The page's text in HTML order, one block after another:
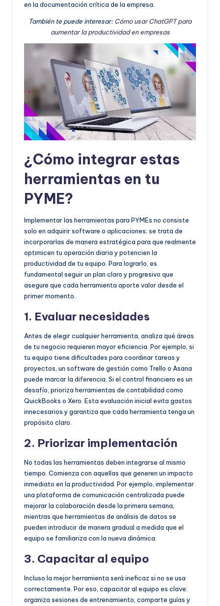
en la documentación crítica de la empresa.
También te puede interesar:Cómo usar ChatGPT para
aumentar la productividad en empresas
¿Cómo integrar estas
herramientas en tu
PYME?
Implementar las herramientas para PYMEs no consiste
solo en adquirir software o aplicaciones; se trata de
incorporarlas de manera estratégica para que realmente
optimicen tu operación diaria y potencien la
productividad de tu equipo. Para lograrlo, es
fundamental seguir un plan claro y progresivo que
asegure que cada herramienta aporte valor desde el
primer momento.
1. Evaluar necesidades
Antes de elegir cualquier herramienta, analiza qué áreas
de tu negocio requieren mayor eficiencia. Por ejemplo, si
tu equipo tiene dificultades para coordinar tareas y
proyectos, un software de gestión como Trello o Asana
puede marcar la diferencia. Si el control financiero es un
desafío, prioriza herramientas de contabilidad como
QuickBooks o Xero. Esta evaluación inicial evita gastos
innecesarios y garantiza que cada herramienta tenga un
propósito claro.
2. Priorizar implementación
No todas las herramientas deben integrarse al mismo
tiempo. Comienza con aquellas que generen un impacto
inmediato en la productividad. Por ejemplo, implementar
una plataforma de comunicación centralizada puede
mejorar la colaboración desde la primera semana,
mientras que herramientas de análisis de datos se
pueden introducir de manera gradual a medida que el
equipo se familiariza con la nueva dinámica.
3. Capacitar al equipo
Incluso la mejor herramienta será ineficaz si no se usa
correctamente. Por eso, capacitar al equipo es clave:
organiza sesiones de entrenamiento, comparte guías y